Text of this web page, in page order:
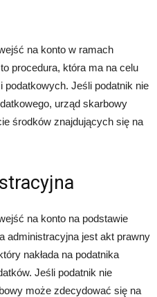
na konto w ramach
procedura, która ma na celu
podatkowych. Jeśli podatnik nie
urząd skarbowy
środków znajdujących się na
na konto na podstawie
administracyjna jest akt prawny
nakłada na podatnika
Jeśli podatnik nie
może zdecydować się na